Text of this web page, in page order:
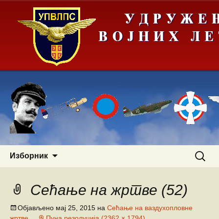
Изборник
Сећање на жртве (52)
Објављено мај 25, 2015 на Сећање на ваздухопловне